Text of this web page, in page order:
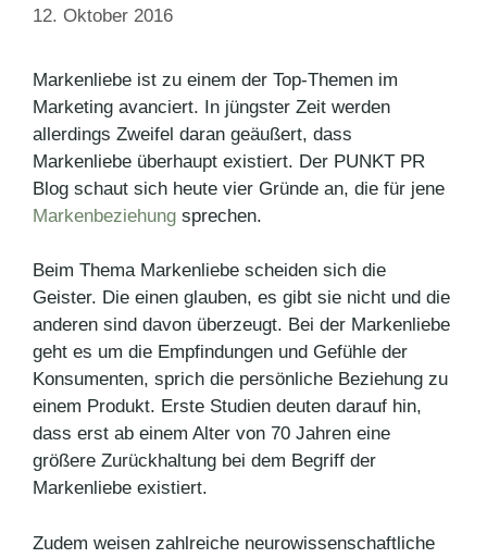
12. Oktober 2016
Markenliebe ist zu einem der Top-Themen im
Marketing avanciert. In jüngster Zeit werden
allerdings Zweifel daran geäußert, dass
Markenliebe überhaupt existiert. Der PUNKT PR
Blog schaut sich heute vier Gründe an, die für jene
Markenbeziehung sprechen.
Beim Thema Markenliebe scheiden sich die
Geister. Die einen glauben, es gibt sie nicht und die
anderen sind davon überzeugt. Bei der Markenliebe
geht es um die Empfindungen und Gefühle der
Konsumenten, sprich die persönliche Beziehung zu
einem Produkt. Erste Studien deuten darauf hin,
dass erst ab einem Alter von 70 Jahren eine
größere Zurückhaltung bei dem Begriff der
Markenliebe existiert.
Zudem weisen zahlreiche neurowissenschaftliche